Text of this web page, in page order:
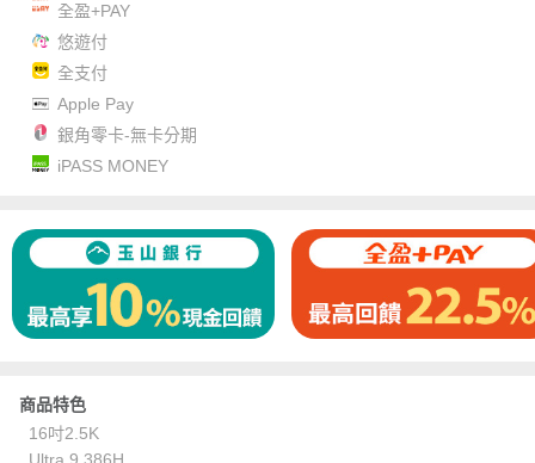
全盈+PAY
悠遊付
全支付
Apple Pay
銀角零卡-無卡分期
iPASS MONEY
商品特色
16吋2.5K